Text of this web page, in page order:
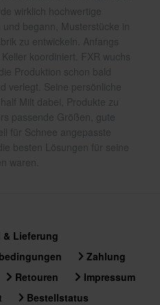
wirklich hochwertige
begann, Musterstücke in
zu entwickeln. Anfangs
koordiniert. FXR wuchs
Produktion schon bald
verlegt. Seine persönliche
Milt dabei, Produkte zu
passende Größen, gute
für Schnee angepasste
besten Lösungen für seine
waren.
& Lieferung
Zahlung
Retouren
Impressum
Bestellstatus